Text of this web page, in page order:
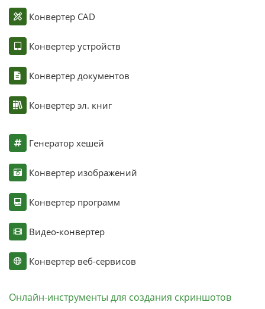
Конвертер CAD
Конвертер устройств
Конвертер документов
Конвертер эл. книг
Генератор хешей
Конвертер изображений
Конвертер программ
Видео-конвертер
Конвертер веб-сервисов
Онлайн-инструменты для создания скриншотов